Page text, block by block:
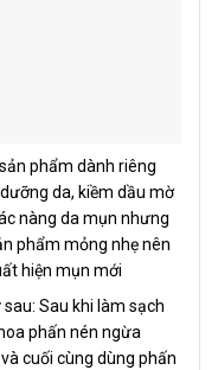
phẩm dành riêng
da, kiềm dầu mờ
nàng da mụn nhưng
phẩm mỏng nhẹ nên
hiện mụn mới
Sau khi làm sạch
phấn nén ngừa
cuối cùng dùng phấn